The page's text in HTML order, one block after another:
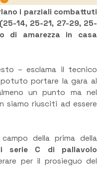
i parziali combattuti
14, 25-21, 27-29, 25-
di amarezza in casa
– esclama il tecnico
potuto portare la gara al
un punto ma nel
siamo riusciti ad essere
della prima della
serie C di pallavolo
per il prosieguo del